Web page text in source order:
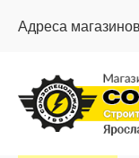
Адреса магазинов